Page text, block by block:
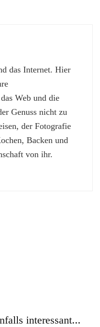
das Internet. Hier
Web und die
Genuss nicht zu
der Fotografie
Backen und
von ihr.
interessant...